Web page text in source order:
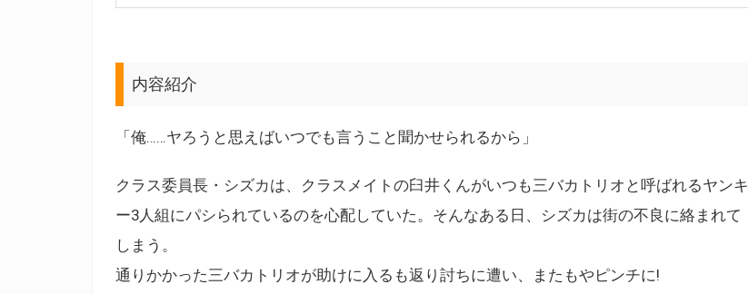
内容紹介
「俺……ヤろうと思えばいつでも言うこと聞かせられるから」
クラス委員長・シズカは、クラスメイトの臼井くんがいつも三バカトリオと呼ばれるヤンキ
ー3人組にパシられているのを心配していた。そんなある日、シズカは街の不良に絡まれて
しまう。
通りかかった三バカトリオが助けに入るも返り討ちに遭い、またもやピンチに!